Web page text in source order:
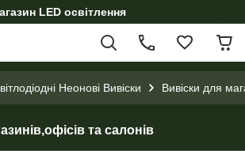
LED освітлення
Неонові Вивіски Вивіски для
та салонів